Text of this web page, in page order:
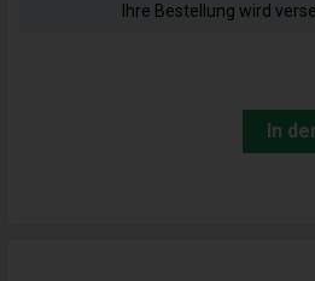
Ihre Bestellung wird
In